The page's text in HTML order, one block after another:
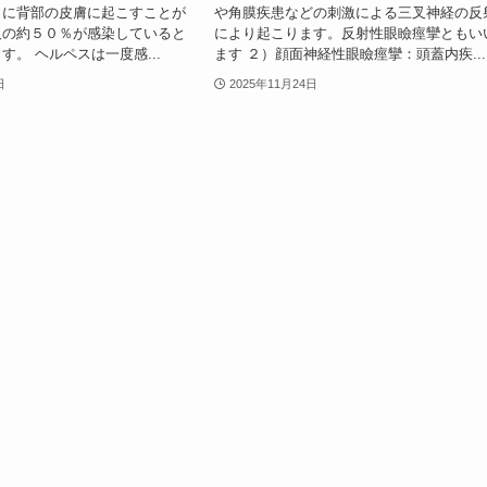
背部の皮膚に起こすことが
約５０％が感染していると
。 ヘルペスは一度感...
や角膜疾患などの刺激による三叉神経の反
により起こります。反射性眼瞼痙攣ともい
ます ２）顔面神経性眼瞼痙攣：頭蓋内疾...
2025年11月24日